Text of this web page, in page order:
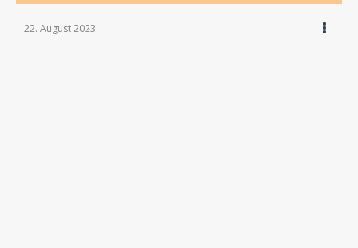
22. August 2023